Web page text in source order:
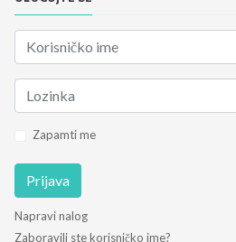
Zapamti me
Prijava
Napravi nalog
Zaboravili ste korisničko ime?